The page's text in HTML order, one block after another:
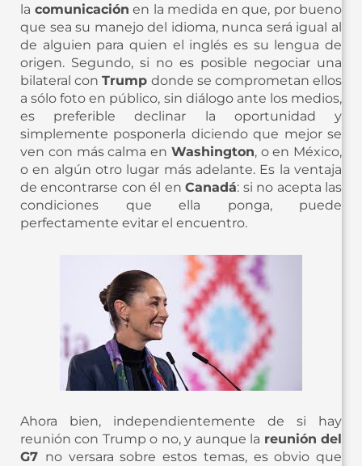
la comunicación en la medida en que, por bueno
que sea su manejo del idioma, nunca será igual al
de alguien para quien el inglés es su lengua de
origen. Segundo, si no es posible negociar una
bilateral con Trump donde se comprometan ellos
a sólo foto en público, sin diálogo ante los medios,
es preferible declinar la oportunidad y
simplemente posponerla diciendo que mejor se
ven con más calma en Washington, o en México,
o en algún otro lugar más adelante. Es la ventaja
de encontrarse con él enCanadá: si no acepta las
condiciones que ella ponga, puede
perfectamente evitar el encuentro.
Ahora bien, independientemente de si hay
reunión con Trump o no, y aunque la reunión del
G7 no versara sobre estos temas, es obvio que